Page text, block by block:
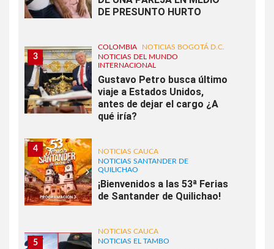
DE PRESUNTO HURTO
3
COLOMBIA
NOTICIAS BOGOTÁ D.C.
NOTICIAS DEL MUNDO
INTERNACIONAL
Gustavo Petro busca último
viaje a Estados Unidos,
antes de dejar el cargo ¿A
qué iría?
4
NOTICIAS CAUCA
NOTICIAS SANTANDER DE
QUILICHAO
¡Bienvenidos a las 53ª Ferias
de Santander de Quilichao!
5
NOTICIAS CAUCA
NOTICIAS EL TAMBO